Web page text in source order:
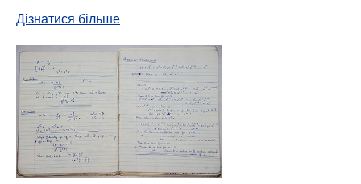
Дізнатися більшепро «Алгебру 2»